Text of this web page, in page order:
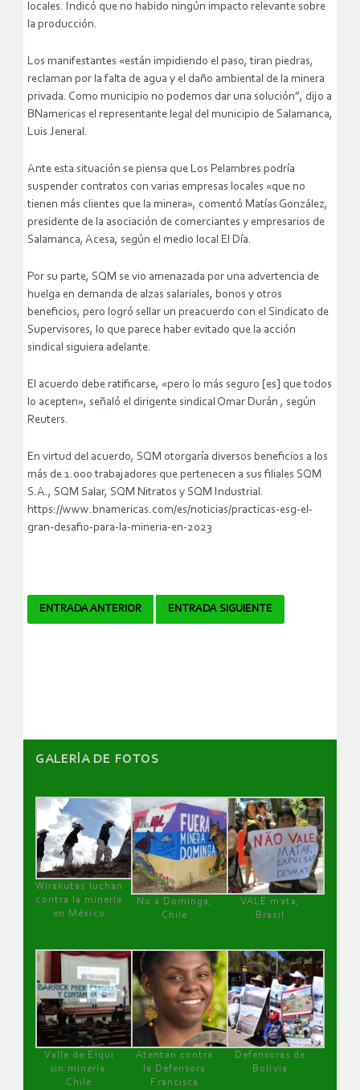
locales. Indicó que no habido ningún impacto relevante sobre
la producción.
Los manifestantes «están impidiendo el paso, tiran piedras,
reclaman por la falta de agua y el daño ambiental de la minera
privada. Como municipio no podemos dar una solución”, dijo a
BNamericas el representante legal del municipio de Salamanca,
Luis Jeneral.
Ante esta situación se piensa que Los Pelambres podría
suspender contratos con varias empresas locales «que no
tienen más clientes que la minera», comentó Matías González,
presidente de la asociación de comerciantes y empresarios de
Salamanca, Acesa, según el medio local El Día.
Por su parte, SQM se vio amenazada por una advertencia de
huelga en demanda de alzas salariales, bonos y otros
beneficios, pero logró sellar un preacuerdo con el Sindicato de
Supervisores, lo que parece haber evitado que la acción
sindical siguiera adelante.
El acuerdo debe ratificarse, «pero lo más seguro [es] que todos
lo acepten», señaló el dirigente sindical Omar Durán , según
Reuters.
En virtud del acuerdo, SQM otorgaría diversos beneficios a los
más de 1.000 trabajadores que pertenecen a sus filiales SQM
S.A., SQM Salar, SQM Nitratos y SQM Industrial.
https://www.bnamericas.com/es/noticias/practicas-esg-el-
gran-desafio-para-la-mineria-en-2023
Navegador
ENTRADA ANTERIOR ENTRADA SIGUIENTE
GALERÌA DE FOTOS
Wirakutas luchan
contra la minería
en México
No a Dominga,
Chile
VALE mata,
Brasil
Valle de Elqui
sin minería.
Chile
Atentan contra
la Defensora
Francisca
Defensoras de
Bolivia